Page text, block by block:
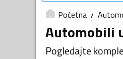
Početna
Automobili
Pogledajte